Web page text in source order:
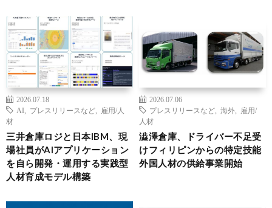
2026.07.18
AI
プレスリリースなど
雇用/人
材
三井倉庫ロジと日本IBM、現
場社員がAIアプリケーション
を自ら開発・運用する実践型
人材育成モデル構築
2026.07.06
プレスリリースなど
海外
雇用/
人材
澁澤倉庫、ドライバー不足受
けフィリピンからの特定技能
外国人材の供給事業開始